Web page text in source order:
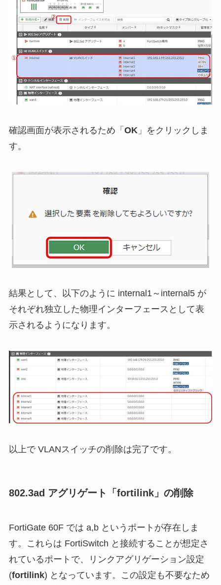
確認画面が表示されるため「 OK 」をクリックしま
す。
結果として、以下のように internal1～internal5 が
それぞれ独立した物理インターフェースとして表
示されるようになります。
以上で VLANスイッチの削除は完了です。
802.3ad アグリゲート「fortilink」の削除
FortiGate 60F では a,b というポートが存在しま
す。これらは FortiSwitch と接続することが想定さ
れているポートで、リンクアグリゲーション設定
(fortilink) となっています。この設定も不要なため